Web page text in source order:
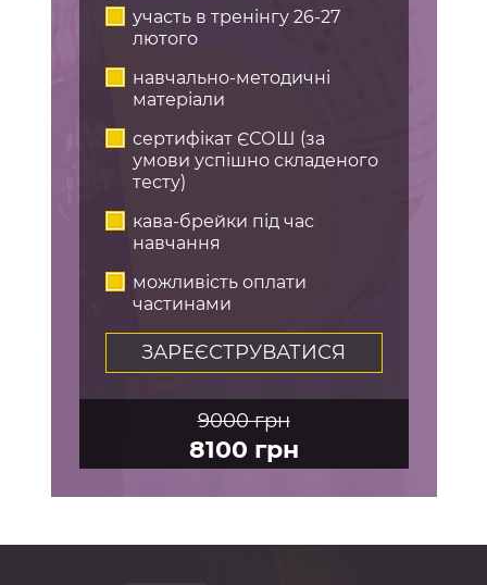
участь в тренінгу 26-27
лютого
навчально-методичні
матеріали
сертифікат ЄСОШ (за
умови успішно складеного
тесту)
кава-брейки під час
навчання
можливість оплати
частинами
ЗАРЕЄСТРУВАТИСЯ
9000 грн
8100 грн